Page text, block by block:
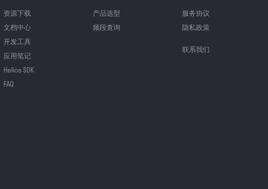
资源下载
文档中心
开发工具
应用笔记
Helios SDK
FAQ
产品选型
频段查询
服务协议
隐私政策
联系我们